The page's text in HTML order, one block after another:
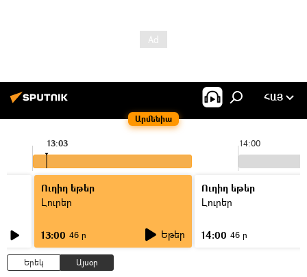
Արմենիա
ՀԱՅ
14:00
13:03
Ուղիղ եթեր
Լուրեր
13:00 46 ր Եթեր
Ուղիղ եթեր
Լուրեր
14:00 46 ր
Երեկ Այսօր